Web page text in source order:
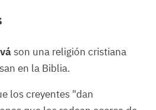
son una religión cristiana
en la Biblia.
los creyentes "dan